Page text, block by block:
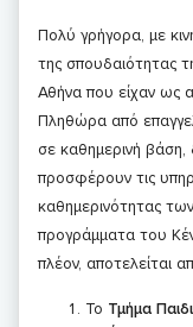
Πολύ γρήγορα, με
της σπουδαιότητας
Αθήνα που είχαν ως
Πληθώρα από
σε καθημερινή βάση,
προσφέρουν τις
καθημερινότητας
προγράμματα του
πλέον, αποτελείται
Το Τμήμα